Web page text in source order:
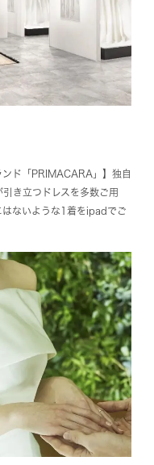
ンド「PRIMACARA」】独自
き立つドレスを多数ご用
はないような1着をipadでご